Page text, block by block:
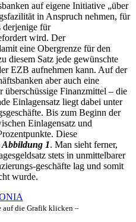
auf eigene Initiative „über
in Anspruch nehmen, für
derjenige für
wird. Der
eine Obergrenze für den
diesem Satz jede gewünschte
EZB aufnehmen kann. Auf der
aber auch eine
Finanzmittel – die
Einlagensatz liegt dabei unter
Bis zum Beginn der
Einlagensatz und
Diese
Abbildung 1. Man sieht ferner,
stets in unmittelbarer
geschäfte lag und somit
wurde.
auf die Grafik klicken –